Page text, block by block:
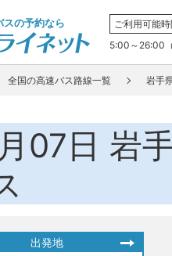
スの予約なら
ご利用可能時
5:00～26:00
全国の高速バス路線一覧 岩手
07日 岩
出発地